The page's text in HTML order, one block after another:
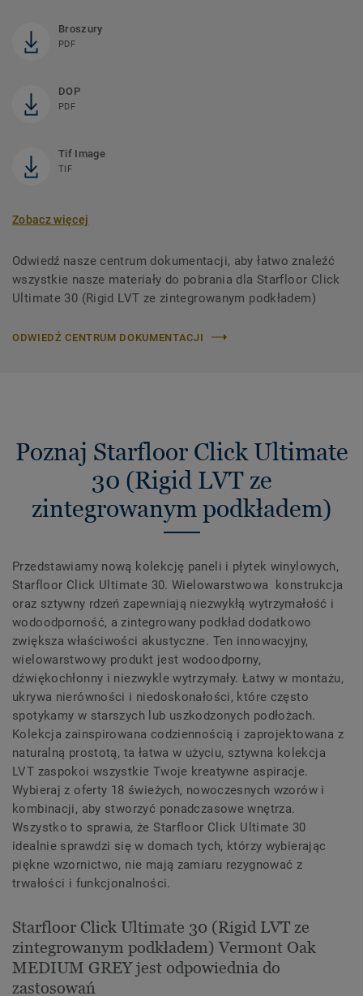
Broszury
PDF
DOP
PDF
Tif Image
TIF
Zobacz więcej
Odwiedź nasze centrum dokumentacji, aby łatwo znaleźć
wszystkie nasze materiały do ​​pobrania dla Starfloor Click
Ultimate 30 (Rigid LVT ze zintegrowanym podkładem)
ODWIEDŹ CENTRUM DOKUMENTACJI
Poznaj Starfloor Click Ultimate
30 (Rigid LVT ze
zintegrowanym podkładem)
Przedstawiamy nową kolekcję paneli i płytek winylowych,
Starfloor Click Ultimate 30. Wielowarstwowa konstrukcja
oraz sztywny rdzeń zapewniają niezwykłą wytrzymałość i
wodoodporność, a zintegrowany podkład dodatkowo
zwiększa właściwości akustyczne. Ten innowacyjny,
wielowarstwowy produkt jest wodoodporny,
dźwiękochłonny i niezwykle wytrzymały. Łatwy w montażu,
ukrywa nierówności i niedoskonałości, które często
spotykamy w starszych lub uszkodzonych podłożach.
Kolekcja zainspirowana codziennością i zaprojektowana z
naturalną prostotą, ta łatwa w użyciu, sztywna kolekcja
LVT zaspokoi wszystkie Twoje kreatywne aspiracje.
Wybieraj z oferty 18 świeżych, nowoczesnych wzorów i
kombinacji, aby stworzyć ponadczasowe wnętrza.
Wszystko to sprawia, że Starfloor Click Ultimate 30
idealnie sprawdzi się w domach tych, którzy wybierając
piękne wzornictwo, nie mają zamiaru rezygnować z
trwałości i funkcjonalności.
Starfloor Click Ultimate 30 (Rigid LVT ze
zintegrowanym podkładem) Vermont Oak
MEDIUM GREY jest odpowiednia do
zastosowań